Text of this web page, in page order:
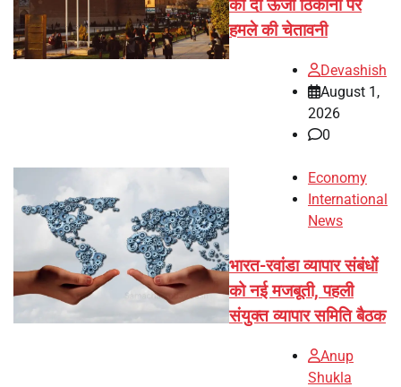
को दी ऊर्जा ठिकानों पर
हमले की चेतावनी
Devashish
August 1,
2026
0
Economy
International
News
भारत-रवांडा व्यापार संबंधों
को नई मजबूती, पहली
संयुक्त व्यापार समिति बैठक
Anup
Shukla